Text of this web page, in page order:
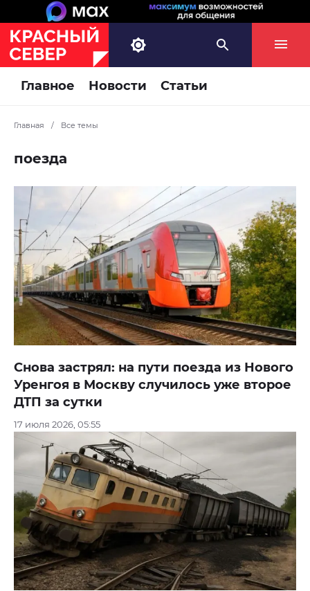
Главное Новости Статьи
Главная / Все темы
поезда
Снова застрял: на пути поезда из Нового
Уренгоя в Москву случилось уже второе
ДТП за сутки
17 июля 2026, 05:55